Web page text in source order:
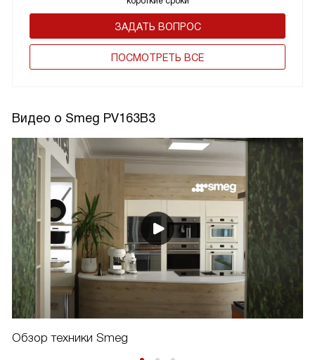
ЗАДАТЬ ВОПРОС
ПОCМОТРЕТЬ ВСЕ
Видео о Smeg PV163B3
Обзор техники Smeg